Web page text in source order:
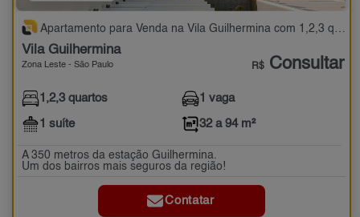
Apartamento para Venda na Vila Guilhermina com 1,2,3 quartos - 32 a 94 m²
Vila Guilhermina
Zona Leste - São Paulo R$ Consultar
1,2,3 quartos
1 suíte
1 vaga
32 a 94 m²
A 350 metros da estação Guilhermina.
Um dos bairros mais seguros da região!
Contatar